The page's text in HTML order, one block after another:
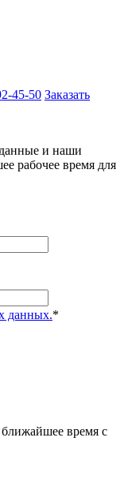
45-50 Заказать
и наши
рабочее время для
данных.*
время с